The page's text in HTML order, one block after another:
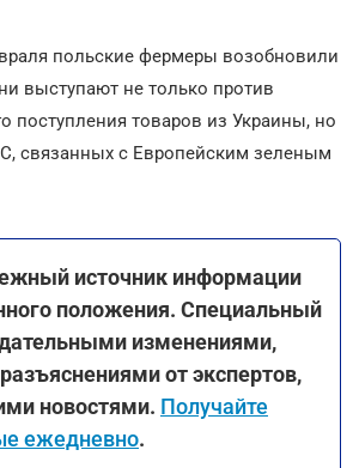
польские фермеры возобновили
выступают не только против
поступления товаров из Украины, но
связанных с Европейским зеленым
источник информации
положения. Специальный
изменениями,
от экспертов,
новостями. Получайте
ежедневно.